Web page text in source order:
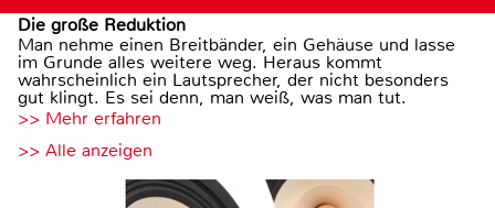
Die große Reduktion
Man nehme einen Breitbänder, ein Gehäuse und lasse
im Grunde alles weitere weg. Heraus kommt
wahrscheinlich ein Lautsprecher, der nicht besonders
gut klingt. Es sei denn, man weiß, was man tut.
>> Mehr erfahren
>> Alle anzeigen